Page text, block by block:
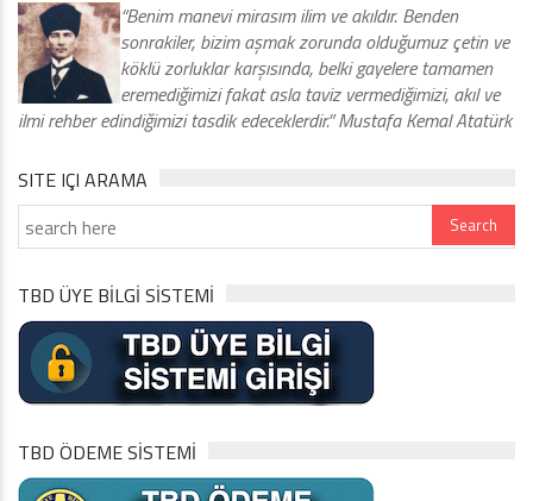
“Benim manevi mirasım ilim ve akıldır. Benden
sonrakiler, bizim aşmak zorunda olduğumuz çetin ve
köklü zorluklar karşısında, belki gayelere tamamen
eremediğimizi fakat asla taviz vermediğimizi, akıl ve
ilmi rehber edindiğimizi tasdik edeceklerdir.” Mustafa Kemal Atatürk
SITE IÇI ARAMA
TBD ÜYE BİLGİ SİSTEMİ
TBD ÖDEME SİSTEMİ